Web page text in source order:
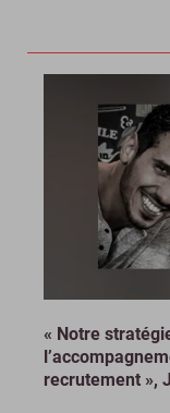
« Notre
recrutement »,